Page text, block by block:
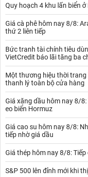
Quy hoạch 4 khu lấn biển ở
Giá cà phê hôm nay 8/8:
thứ 2 liên tiếp
Bức tranh tài chính tiêu
VietCredit báo lãi tăng ba
Một thương hiệu thời
thanh lý toàn bộ cửa hàng
Giá xăng dầu hôm nay 8/
eo biển Hormuz
Giá cao su hôm nay 8/8:
tiếp nhờ giá dầu
Giá thép hôm nay 8/8:
S&P 500 lên đỉnh mới khi